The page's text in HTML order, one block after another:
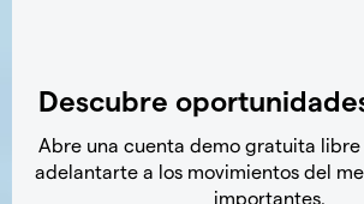
Descubre
Abre una cuenta demo gratuita libre
adelantarte a los movimientos del
importantes.